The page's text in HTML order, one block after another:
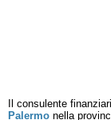
Il consulente
Palermo nella